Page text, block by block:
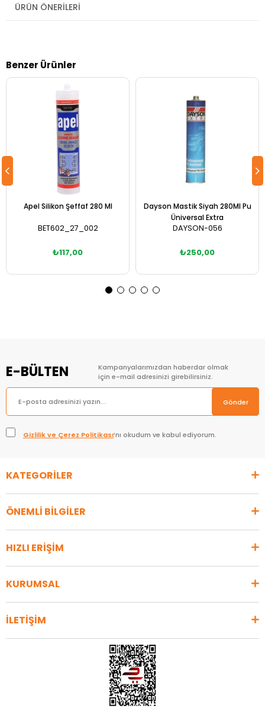
ÜRÜN ÖNERILERI
Benzer Ürünler
Apel Silikon Şeffaf 280 Ml
BET602_27_002
₺117,00
Dayson Mastik Siyah 280Ml Pu
Üniversal Extra
DAYSON-056
₺250,00
E-BÜLTEN
Kampanyalarımızdan haberdar olmak
için e-mail adresinizi girebilirsiniz.
Gönder
Gizlilik ve Çerez Politikası’nı okudum ve kabul ediyorum.
KATEGORİLER
ÖNEMLİ BİLGİLER
HIZLI ERİŞİM
KURUMSAL
İLETİŞİM